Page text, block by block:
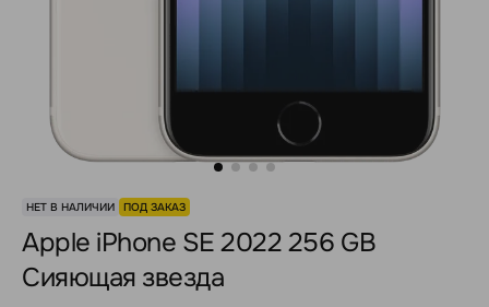
НЕТ В НАЛИЧИИ ПОД ЗАКАЗ
Apple iPhone SE 2022 256 GB
Сияющая звезда